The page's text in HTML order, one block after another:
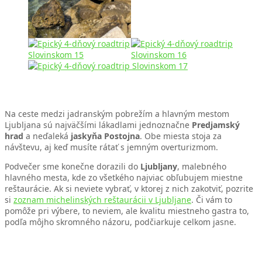
Na ceste medzi jadranským pobrežím a hlavným mestom
Ljubljana sú najväčšími lákadlami jednoznačne Predjamský
hrad a neďaleká jaskyňa Postojna. Obe miesta stoja za
návštevu, aj keď musíte rátať s jemným overturizmom.
Podvečer sme konečne dorazili do Ljubljany, malebného
hlavného mesta, kde zo všetkého najviac obľubujem miestne
reštaurácie. Ak si neviete vybrať, v ktorej z nich zakotviť, pozrite
si zoznam michelinských reštaurácii v Ljubljane. Či vám to
pomôže pri výbere, to neviem, ale kvalitu miestneho gastra to,
podľa môjho skromného názoru, podčiarkuje celkom jasne.